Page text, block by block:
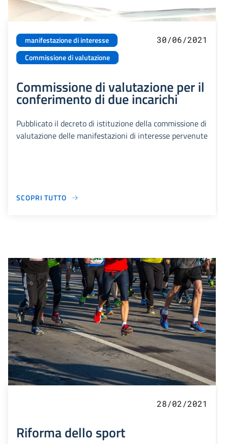
manifestazione di interesse
Commissione di valutazione
30/06/2021
Commissione di valutazione per il
conferimento di due incarichi
Pubblicato il decreto di istituzione della commissione di
valutazione delle manifestazioni di interesse pervenute
SCOPRI TUTTO
28/02/2021
Riforma dello sport